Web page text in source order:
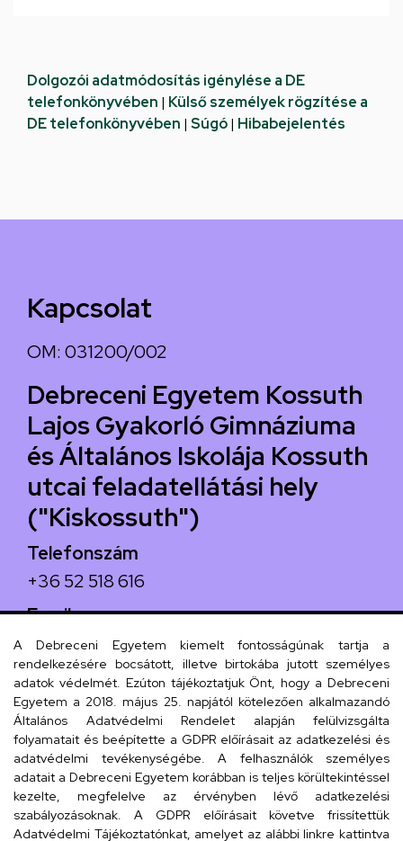
Dolgozói adatmódosítás igénylése a DE
telefonkönyvében | Külső személyek rögzítése a
DE telefonkönyvében | Súgó| Hibabejelentés
Kapcsolat
OM: 031200/002
Debreceni Egyetem Kossuth
Lajos Gyakorló Gimnáziuma
és Általános Iskolája Kossuth
utcai feladatellátási hely
("Kiskossuth")
Telefonszám
+36 52 518 616
Email
iskola@kossuth-alt.unideb.hu
Cím
4024 Debrecen, Kossuth utca 33.
Szervezeti telefonkönyv
A Debreceni Egyetem kiemelt fontosságúnak tartja a
rendelkezésére bocsátott, illetve birtokába jutott személyes
adatok védelmét. Ezúton tájékoztatjuk Önt, hogy a Debreceni
Egyetem a 2018. május 25. napjától kötelezően alkalmazandó
Általános Adatvédelmi Rendelet alapján felülvizsgálta
folyamatait és beépítette a GDPR előírásait az adatkezelési és
adatvédelmi tevékenységébe. A felhasználók személyes
adatait a Debreceni Egyetem korábban is teljes körültekintéssel
kezelte, megfelelve az érvényben lévő adatkezelési
szabályozásoknak. A GDPR előírásait követve frissítettük
Adatvédelmi Tájékoztatónkat, amelyet az alábbi linkre kattintva